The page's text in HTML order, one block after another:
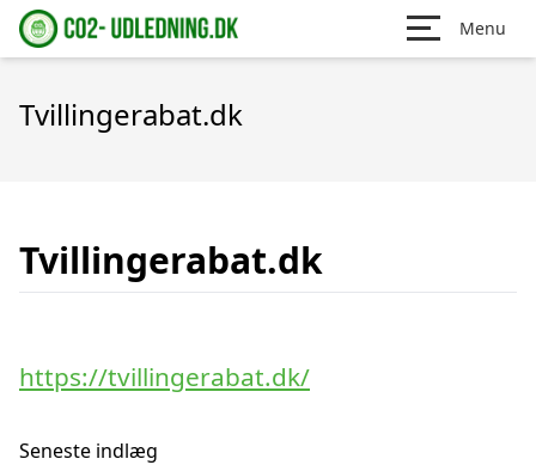
Menu
Tvillingerabat.dk
Tvillingerabat.dk
https://tvillingerabat.dk/
Seneste indlæg